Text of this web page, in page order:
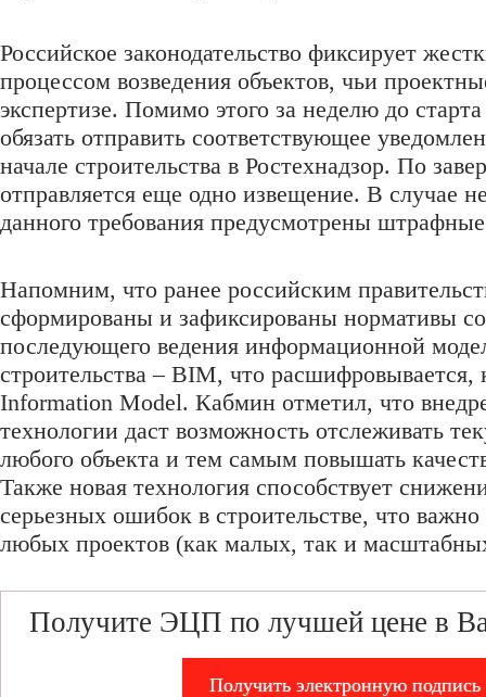
Российское законодательство фиксирует
процессом возведения объектов, чьи
экспертизе. Помимо этого за неделю до
обязать отправить соответствующее
начале строительства в Ростехнадзор. По
отправляется еще одно извещение. В случае
данного требования предусмотрены
Напомним, что ранее российским
сформированы и зафиксированы нормативы
последующего ведения информационной
строительства – BIM, что расшифровывается,
Information Model. Кабмин отметил, что
технологии даст возможность отслеживать
любого объекта и тем самым повышать
Также новая технология способствует
серьезных ошибок в строительстве, что
любых проектов (как малых, так и
Получите ЭЦП по лучшей цене в
Получить электронную подпись